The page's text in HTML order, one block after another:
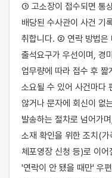
① 고소장이 접수되면 통
배당된 수사관이 사건 기
취합니다. ② 연락 방법은
출석요구가 우선이며, 경
업무량에 따라 접수 후
소요될 수 있어 사건마다
않거나 문자에 회신이 없
발송하는 절차로 넘어가
소재 확인을 위한 조치(
체포영장 신청 등)로 이
'연락이 안 됐을 때만' 우